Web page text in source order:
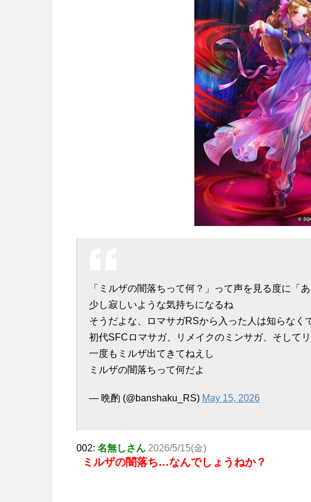
「ミルザの闇落ちって何？」って声を見る度に「
少し寂しいような気持ちになるね
そうだよな、ロマサガRSから入った人は知らなく
初代SFCロマサガ、リメイクのミンサガ、そしてリ
一度もミルザ出てきてねえし
ミルザの闇落ちって何だよ
— 晩酌 (@banshaku_RS) May 15, 2026
002: 名無しさん 2026/5/15(金)
ミルザの闇落ち…なんでしょうねか？